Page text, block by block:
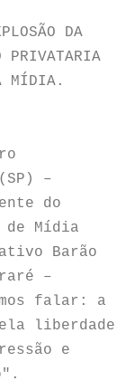
DA
PRIVATARIA
MÍDIA.
–
do
de Mídia
Barão
–
falar: a
liberdade
e